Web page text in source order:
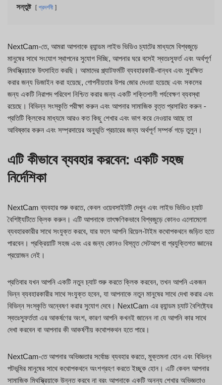
সন্তুষ্ট প্রদর্শনী
NextCam-তে, আমরা আপনাকে র‍্যান্ডম লাইভ ভিডিও চ্যাটের মাধ্যমে বিশ্বজুড়ে
মানুষের সাথে সংযোগ স্থাপনের সুযোগ দিচ্ছি, আপনার ঘরে বসেই স্বতঃস্ফূর্ত এবং অর্থপূর্ণ
মিথস্ক্রিয়াকে উৎসাহিত করছি। আমাদের প্ল্যাটফর্মটি ব্যবহারকারী-বান্ধব এবং সুরক্ষিত
করার জন্য ডিজাইন করা হয়েছে, গোপনীয়তার উপর জোর দেওয়া হয়েছে এবং সকলের
জন্য একটি নিরাপদ পরিবেশ নিশ্চিত করার জন্য একটি শক্তিশালী পর্যবেক্ষণ ব্যবস্থা
রয়েছে। বিভিন্ন সংস্কৃতি পরীক্ষা করুন এবং আপনার সামাজিক বৃত্ত প্রসারিত করুন -
প্রতিটি ক্লিকের মাধ্যমে আরও কত কিছু শেখার এবং ভাগ করে নেওয়ার আছে তা
আবিষ্কার করুন এবং সম্প্রদায়ের অনুভূতি প্রচারের জন্য অর্থপূর্ণ সম্পর্ক গড়ে তুলুন।
এটি কীভাবে ব্যবহার করবেন: একটি সহজ
নির্দেশিকা
NextCam ব্যবহার শুরু করতে, কেবল ওয়েবসাইটটি দেখুন এবং লাইভ ভিডিও চ্যাট
বৈশিষ্ট্যটিতে ক্লিক করুন। এটি আপনাকে তাৎক্ষণিকভাবে বিশ্বজুড়ে কোনও এলোমেলো
ব্যবহারকারীর সাথে সংযুক্ত করবে, যার ফলে আপনি রিয়েল-টাইম কথোপকথনে জড়িত হতে
পারবেন। প্রক্রিয়াটি সহজ এবং এর জন্য কোনও বিস্তৃত সেটআপ বা প্রযুক্তিগত জ্ঞানের
প্রয়োজন নেই।
প্রতিবার যখন আপনি একটি নতুন চ্যাট শুরু করতে ক্লিক করবেন, তখন আপনি একজন
ভিন্ন ব্যবহারকারীর সাথে সংযুক্ত হবেন, যা আপনাকে নতুন মানুষের সাথে দেখা করার এবং
বিভিন্ন সংস্কৃতি অন্বেষণ করার সুযোগ দেবে। NextCam এর র‍্যান্ডম চ্যাট বৈশিষ্ট্যের
স্বতঃস্ফূর্ততা এর আকর্ষণের অংশ, কারণ আপনি কখনই জানেন না যে আপনি কার সাথে
দেখা করবেন বা আপনার কী আকর্ষণীয় কথোপকথন হতে পারে।
NextCam-তে আপনার অভিজ্ঞতার সর্বোচ্চ ব্যবহার করতে, মুক্তমনা হোন এবং বিভিন্ন
পটভূমির মানুষের সাথে কথোপকথনে অংশগ্রহণ করতে ইচ্ছুক হোন। এটি কেবল আপনার
সামাজিক মিথস্ক্রিয়াকে উন্নত করবে না বরং আপনাকে একটি অনন্য শেখার অভিজ্ঞতাও